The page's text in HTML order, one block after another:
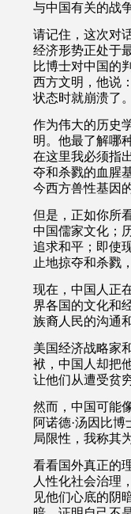
与中国有关的战
请记住，这次对
经济形势正处于
比博士对中国的
西方文明，他说
状态时就崩溃了
作为伟大的历史
明。他最了解哪
在这里我必须指
夺和杀戮的血腥
今西方兽性基因
但是，正如你所
中国儒家文化；
追求和平；即使
止地掠夺和杀戮
现在，中国人正
界各国的文化和
族裔人民的沟通
美国经济战略家
袱，中国人却把
让他们从遭受贫
然而，中国可能
阿诺德·汤因比
局限性，我称其
看看国外真正的
人性化社会治理
见他们心底的阴